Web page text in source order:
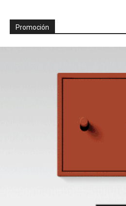
Promoción